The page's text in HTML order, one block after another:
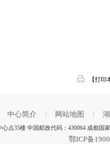
【打印
中心简介 | 网站地图 |
点35楼 中国邮政代码：430064 成都国
鄂ICP备